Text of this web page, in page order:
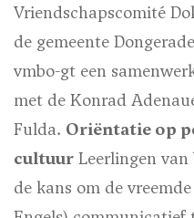
Vriendschapscomité
de gemeente
vmbo-gt een
met de Konrad
Fulda. Oriëntatie op
cultuur Leerlingen
de kans om de